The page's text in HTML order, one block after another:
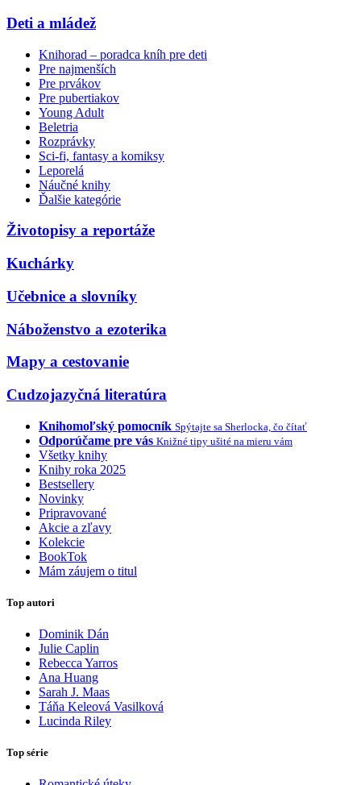
Deti a mládež
Knihorad – poradca kníh pre deti
Pre najmenších
Pre prvákov
Pre pubertiakov
Young Adult
Beletria
Rozprávky
Sci-fi, fantasy a komiksy
Leporelá
Náučné knihy
Ďalšie kategórie
Životopisy a reportáže
Kuchárky
Učebnice a slovníky
Náboženstvo a ezoterika
Mapy a cestovanie
Cudzojazyčná literatúra
Knihomoľský pomocník Spýtajte sa Sherlocka, čo čítať
Odporúčame pre vás Knižné tipy ušité na mieru vám
Všetky knihy
Knihy roka 2025
Bestsellery
Novinky
Pripravované
Akcie a zľavy
Kolekcie
BookTok
Mám záujem o titul
Top autori
Dominik Dán
Julie Caplin
Rebecca Yarros
Ana Huang
Sarah J. Maas
Táňa Keleová Vasilková
Lucinda Riley
Top série